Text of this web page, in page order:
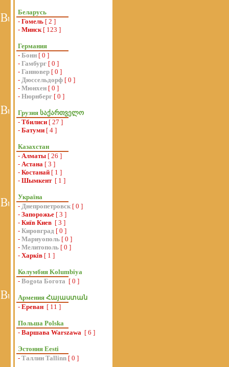
Беларусь
- Гомель [ 2 ]
- Минск[ 123 ]
Германия
- Бонн [ 0 ]
- Гамбург [ 0 ]
- Ганновер [ 0 ]
- Дюссельдорф [ 0 ]
- Мюнхен [ 0 ]
- Нюрнберг [ 0 ]
Грузия საქართველო
- Тбилиси [ 27 ]
- Батуми [ 4 ]
Казахстан
- Алматы [ 26 ]
- Астана [ 3 ]
- Костанай [ 1 ]
- Шымкент [ 1 ]
Україна
- Днепропетровск [ 0 ]
- Запорожье [ 3 ]
- Київ Киев [ 3 ]
- Кировград [ 0 ]
- Мариуополь [ 0 ]
- Мелитополь [ 0 ]
- Харків [ 1 ]
Колумбия Kolumbiya
- Bogota Богота [ 0 ]
Армения Հայաստան
- Ереван [ 11 ]
Польша Polska
- Варшава Warszawa [ 6 ]
Эстония Eesti
- Таллин Tallinn [ 0 ]